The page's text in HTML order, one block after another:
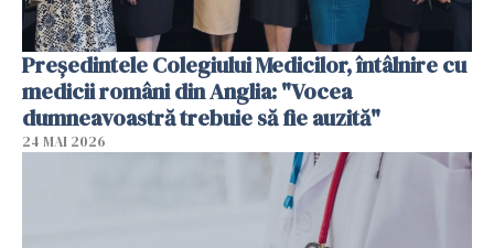
Președintele Colegiului Medicilor, întâlnire cu
medicii români din Anglia: "Vocea
dumneavoastră trebuie să fie auzită"
24 MAI 2026